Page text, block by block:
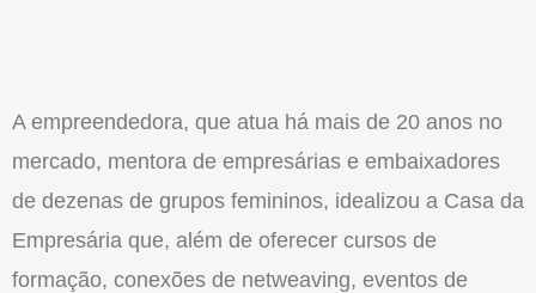
A empreendedora, que atua há mais de 20 anos no
mercado, mentora de empresárias e embaixadores
de dezenas de grupos femininos, idealizou a Casa da
Empresária que, além de oferecer cursos de
formação, conexões de netweaving, eventos de